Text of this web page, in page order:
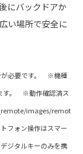
にバックドアか
い場所で安全に
が必要です。 ※機種
す。 ※動作確認済ス
images/remot
フォン操作はスマー
ジタルキーのみを携